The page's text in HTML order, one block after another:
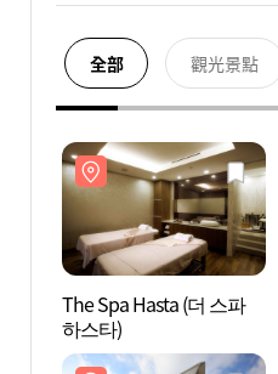
全部 觀光景點
The Spa Hasta (더 스파
하스타)